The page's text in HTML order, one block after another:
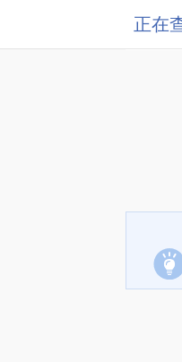
正在